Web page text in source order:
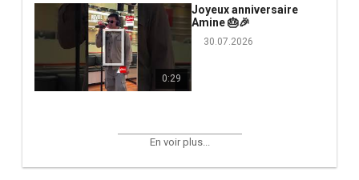
0:29
Joyeux anniversaire
Amine 🎂🎉
30.07.2026
En voir plus...